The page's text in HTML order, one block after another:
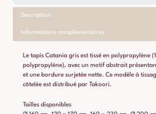
Description
Informations complémentaires
Le tapis Catania gris est tissé en polypropylène
polypropylène), avec un motif abstrait
et une bordure surjetée nette. Ce modèle à
côtelée est distribué par Takoori.
Tailles disponibles